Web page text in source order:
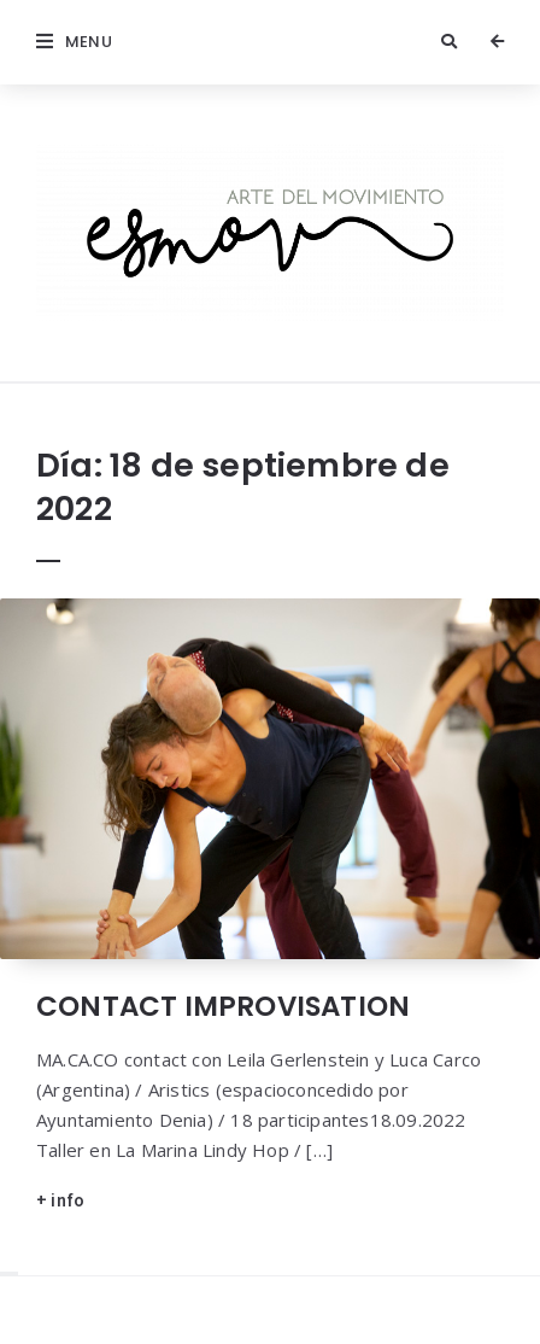
MENU
Día:18 de septiembre de
2022
CONTACT IMPROVISATION
MA.CA.CO contact con Leila Gerlenstein y Luca Carco
(Argentina) / Aristics (espacioconcedido por
Ayuntamiento Denia) / 18 participantes18.09.2022
Taller en La Marina Lindy Hop / […]
+ info